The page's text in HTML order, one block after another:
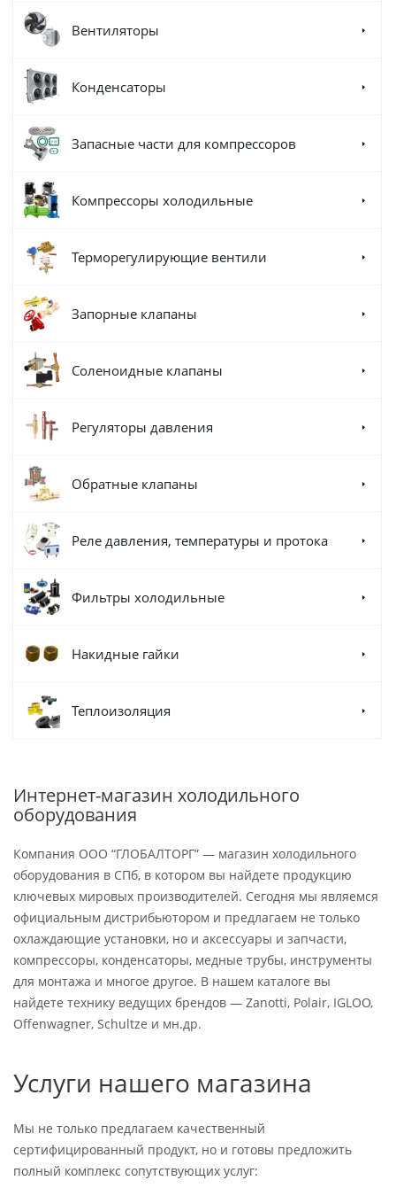
Вентиляторы
Конденсаторы
Запасные части для компрессоров
Компрессоры холодильные
Терморегулирующие вентили
Запорные клапаны
Соленоидные клапаны
Регуляторы давления
Обратные клапаны
Реле давления, температуры и протока
Фильтры холодильные
Накидные гайки
Теплоизоляция
Интернет-магазин холодильного
оборудования
Компания ООО “ГЛОБАЛТОРГ” — магазин холодильного
оборудования в СПб, в котором вы найдете продукцию
ключевых мировых производителей. Сегодня мы являемся
официальным дистрибьютором и предлагаем не только
охлаждающие установки, но и аксессуары и запчасти,
компрессоры, конденсаторы, медные трубы, инструменты
для монтажа и многое другое. В нашем каталоге вы
найдете технику ведущих брендов — Zanotti, Polair, IGLOO,
Offenwagner, Schultze и мн.др.
Услуги нашего магазина
Мы не только предлагаем качественный
сертифицированный продукт, но и готовы предложить
полный комплекс сопутствующих услуг: